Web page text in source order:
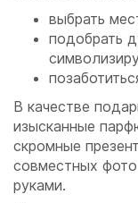
выбрать
подобрать
В качестве
изысканные
скромные
совместных
руками.